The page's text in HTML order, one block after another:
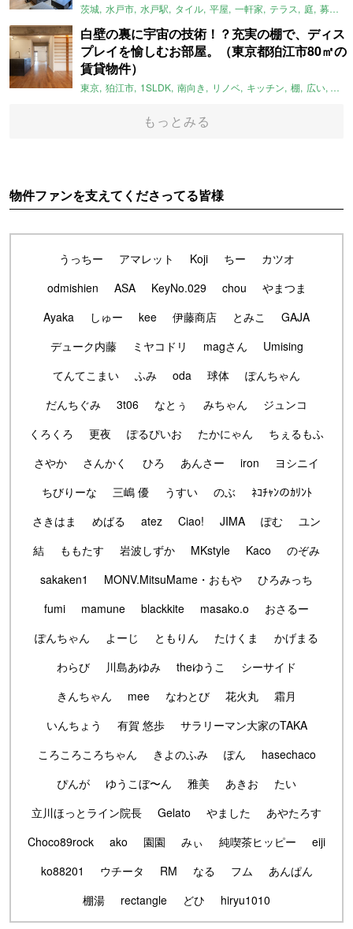
茨城 水戸市 水戸駅 タイル 平屋 一軒家 テラス 庭 募集中
白壁の裏に宇宙の技術！？充実の棚で、ディス
プレイを愉しむお部屋。（東京都狛江市80㎡の
賃貸物件）
東京 狛江市 1SLDK 南向き リノベ キッチン 棚 広い ガイ
もっとみる
物件ファンを支えてくださってる皆様
うっちー アマレット Koji ちー
カツオ
odmishien
ASA KeyNo.029 chou
やまつま
Ayaka
しゅー kee 伊藤商店 とみこ
GAJA
デューク内藤
ミヤコドリ magさん
Umising
てんてこまい
ふみ oda 球体
ぽんちゃん
だんちぐみ
3t06 なとぅ みちゃん
ジュンコ
くろくろ
更夜 ぽるぴいお たかにゃん
ちぇるもふ
さやか
さんかく ひろ あんさー iron
ヨシニイ
ちびりーな
三嶋 優 うすい のぶ
ﾈｺﾁｬﾝのｶﾘﾝﾄ
さきはま
めばる atez Ciao! JIMA ぽむ
ユン
結
ももたす 岩波しずか MKstyle Kaco
のぞみ
sakaken1
MONV.MitsuMame・おもや
ひろみっち
fumi
mamune blackkite masako.o
おさるー
ぽんちゃん
よーじ ともりん たけくま
かげまる
わらび
川島あゆみ theゆうこ
シーサイド
きんちゃん
mee なわとび 花火丸
霜月
いんちょう
有賀 悠歩
サラリーマン大家のTAKA
ころころころちゃん
きよのふみ ぽん
hasechaco
ぴんが
ゆうこぼ〜ん 雅美 あきお
たい
立川ほっとライン院長
Gelato やました
あやたろす
Choco89rock
ako 園園 みぃ 純喫茶ヒッピー
eiji
ko88201
ウチータ RM なる フム
あんぱん
棚湯
rectangle どひ hiryu1010